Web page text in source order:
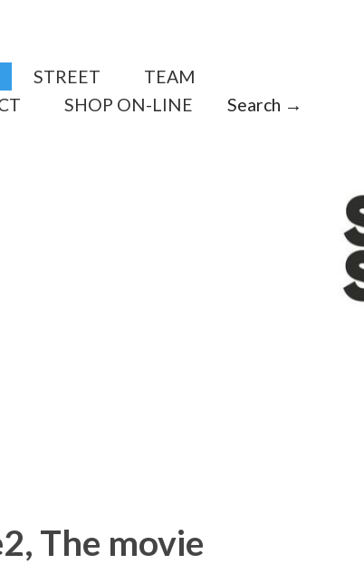
STREET
TEAM
SHOP ON-LINE Search →
The movie